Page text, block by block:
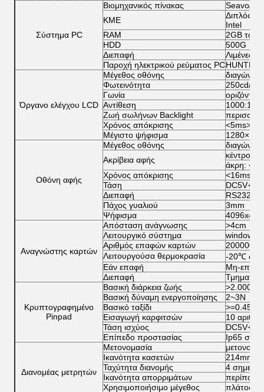
Σύστημα PC
Βιομηχανικός πίνακας
Seavo/
ΚΜΕ
Διπλός
Intel
RAM
2GB το /
HDD
500G
Διεπαφή
Λιμένες
Παροχή ηλεκτρικού ρεύματος PC
Όργανο ελέγχου LCD
Μέγεθος οθόνης
Φωτεινότητα
250cd/m2
Γωνία
Αντίθεση
1000:1
Ζωή σωλήνων Backlight
Χρόνος απόκρισης
<5ms>
Μέγιστο ψήφισμα
Οθόνη αφής
Μέγεθος οθόνης
Ακρίβεια αφής
κέντρο:
άκρη: <3>
Χρόνος απόκρισης
<16ms>
Τάση
DC5V+/
Διεπαφή
RS232,
Πάχος γυαλιού
3mm
Ψήφισμα
Αναγνώστης καρτών
Απόσταση ανάγνωσης
>4cm
Λειτουργικό σύστημα
Αριθμός επαφών καρτών
200000
Λειτουργούσα θερμοκρασία
-20℃ σε
Εάν επαφή
Μη-επαφή
Διεπαφή
Κρυπτογραφημένο
Pinpad
Βασική διάρκεια ζωής
Βασική δύναμη ενεργοποίησης
2~3N
Βασικό ταξίδι
Εισαγωγή καρφιτσών
10
Τάση ισχύος
DC5V+/
Επίπεδο προστασίας
Ip65
Διανομέας μετρητών
Μετονομασία
Ικανότητα κασετών
214mm
Ταχύτητα διανομής
4
Ικανότητα απορριμάτων
περίπου
Χρησιμοποιήσιμο μέγεθος
πλάτος: